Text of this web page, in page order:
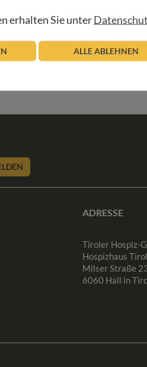
Beitrag lesen
ADRESSE
Tiroler Hospiz-
Hospizhaus Tirol
Milser Straße
6060 Hall in
erhalten Sie unter
ALLE ABLEHNEN